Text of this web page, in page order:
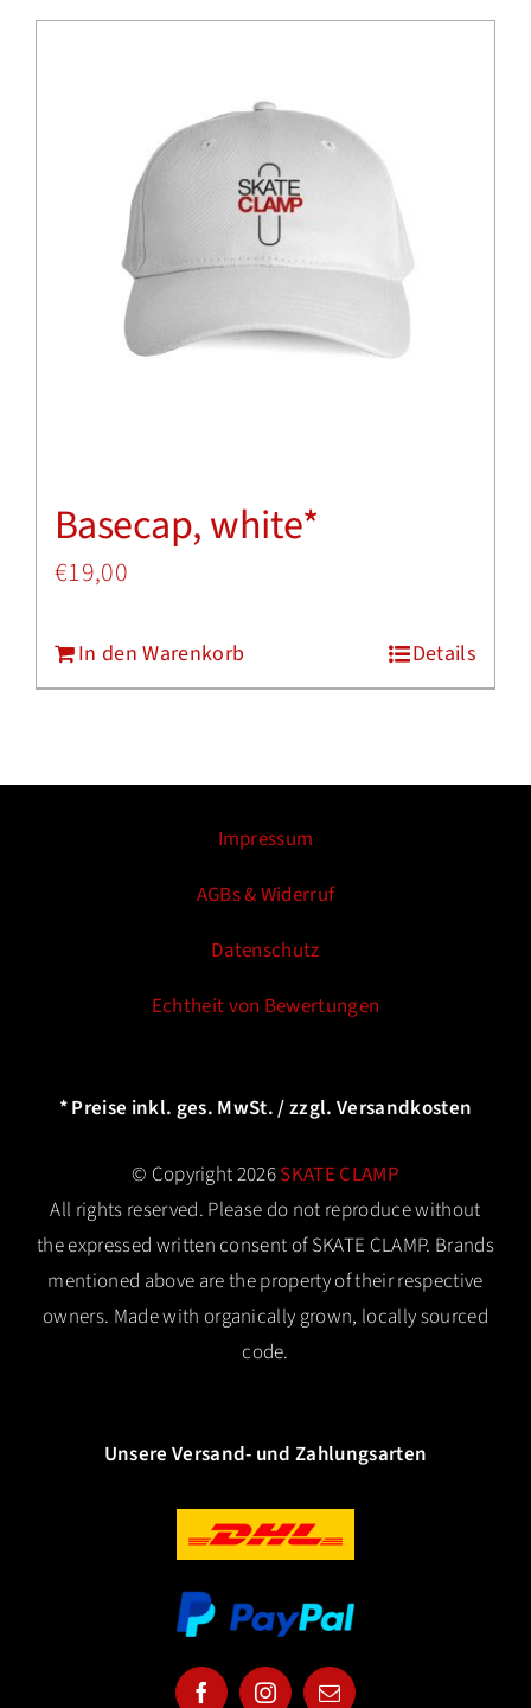
Basecap, white*
€19,00
In den Warenkorb Details
Impressum
AGBs & Widerruf
Datenschutz
Echtheit von Bewertungen
* Preise inkl. ges. MwSt. / zzgl. Versandkosten
© Copyright 2026SKATE CLAMP
All rights reserved. Please do not reproduce without
the expressed written consent of SKATE CLAMP. Brands
mentioned above are the property of their respective
owners. Made with organically grown, locally sourced
code.
Unsere Versand- und Zahlungsarten